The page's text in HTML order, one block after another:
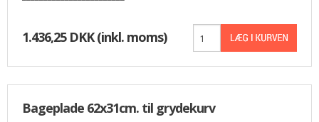
1.436,25 DKK(inkl. moms)
Bageplade 62x31cm. til grydekurv